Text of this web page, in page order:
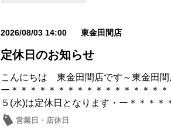
2026/08/03 14:00 東金田間店
定休日のお知らせ
こんにちは 東金田間店です～東金田間
ー＊＊＊＊＊＊＊＊＊＊＊＊＊＊＊＊＊
５(水)は定休日となります・ー＊＊＊＊
営業日・店休日